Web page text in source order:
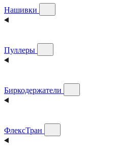
Нашивки
Пуллеры
Биркодержатели
ФлексТран